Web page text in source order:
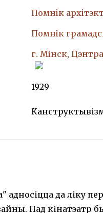
Помнiк
Помнiк
г. Мінск,
1929
адносіцца да ліку
Пад кінатэатр